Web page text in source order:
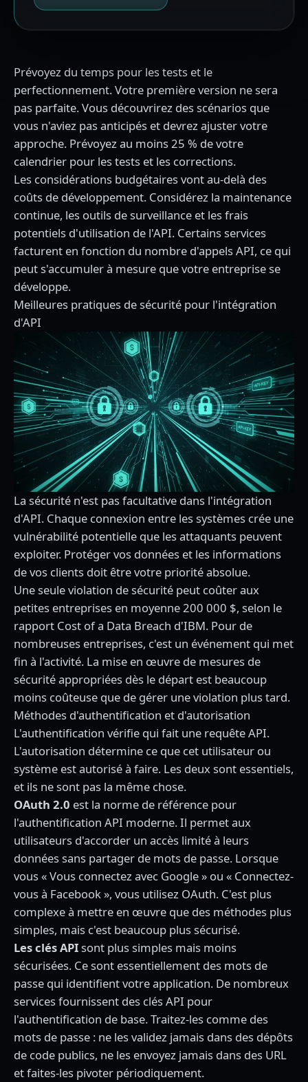
Prévoyez du temps pour les tests et le
perfectionnement. Votre première version ne sera
pas parfaite. Vous découvrirez des scénarios que
vous n'aviez pas anticipés et devrez ajuster votre
approche. Prévoyez au moins 25 % de votre
calendrier pour les tests et les corrections.
Les considérations budgétaires vont au-delà des
coûts de développement. Considérez la maintenance
continue, les outils de surveillance et les frais
potentiels d'utilisation de l'API. Certains services
facturent en fonction du nombre d'appels API, ce qui
peut s'accumuler à mesure que votre entreprise se
développe.
Meilleures pratiques de sécurité pour l'intégration
d'API
La sécurité n'est pas facultative dans l'intégration
d'API. Chaque connexion entre les systèmes crée une
vulnérabilité potentielle que les attaquants peuvent
exploiter. Protéger vos données et les informations
de vos clients doit être votre priorité absolue.
Une seule violation de sécurité peut coûter aux
petites entreprises en moyenne 200 000 $, selon le
rapport Cost of a Data Breach d'IBM. Pour de
nombreuses entreprises, c'est un événement qui met
fin à l'activité. La mise en œuvre de mesures de
sécurité appropriées dès le départ est beaucoup
moins coûteuse que de gérer une violation plus tard.
Méthodes d'authentification et d'autorisation
L'authentification vérifie qui fait une requête API.
L'autorisation détermine ce que cet utilisateur ou
système est autorisé à faire. Les deux sont essentiels,
et ils ne sont pas la même chose.
OAuth 2.0 est la norme de référence pour
l'authentification API moderne. Il permet aux
utilisateurs d'accorder un accès limité à leurs
données sans partager de mots de passe. Lorsque
vous « Vous connectez avec Google » ou « Connectez-
vous à Facebook », vous utilisez OAuth. C'est plus
complexe à mettre en œuvre que des méthodes plus
simples, mais c'est beaucoup plus sécurisé.
Les clés APIsont plus simples mais moins
sécurisées. Ce sont essentiellement des mots de
passe qui identifient votre application. De nombreux
services fournissent des clés API pour
l'authentification de base. Traitez-les comme des
mots de passe : ne les validez jamais dans des dépôts
de code publics, ne les envoyez jamais dans des URL
et faites-les pivoter périodiquement.